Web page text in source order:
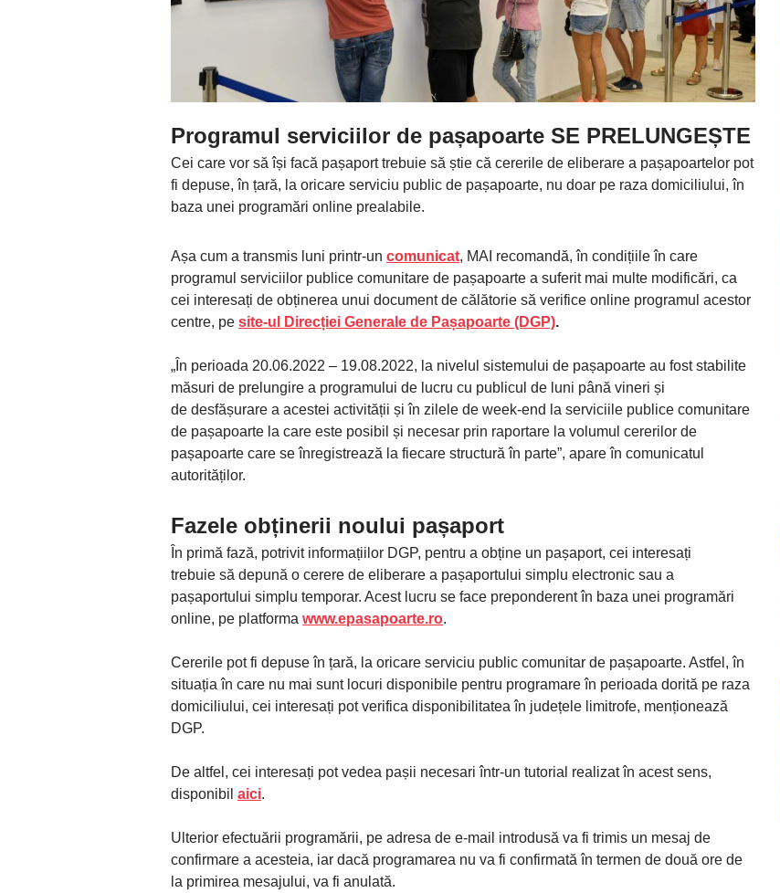
Programul serviciilor de pașapoarte SE PRELUNGEȘTE
Cei care vor să își facă pașaport trebuie să știe că cererile de eliberare a pașapoartelor pot
fi depuse, în țară, la oricare serviciu public de pașapoarte, nu doar pe raza domiciliului, în
baza unei programări online prealabile.
Așa cum a transmis luni printr-un comunicat, MAI recomandă, în condițiile în care
programul serviciilor publice comunitare de pașapoarte a suferit mai multe modificări, ca
cei interesați de obținerea unui document de călătorie să verifice online programul acestor
centre, pe site-ul Direcției Generale de Pașapoarte (DGP).
„În perioada 20.06.2022 – 19.08.2022, la nivelul sistemului de pașapoarte au fost stabilite
măsuri de prelungire a programului de lucru cu publicul de luni până vineri și
de desfășurare a acestei activității și în zilele de week-end la serviciile publice comunitare
de pașapoarte la care este posibil și necesar prin raportare la volumul cererilor de
pașapoarte care se înregistrează la fiecare structură în parte”, apare în comunicatul
autorităților.
Fazele obținerii noului pașaport
În primă fază, potrivit informațiilor DGP, pentru a obține un pașaport, cei interesați
trebuie să depună o cerere de eliberare a pașaportului simplu electronic sau a
pașaportului simplu temporar. Acest lucru se face preponderent în baza unei programări
online, pe platforma www.epasapoarte.ro.
Cererile pot fi depuse în țară, la oricare serviciu public comunitar de pașapoarte. Astfel, în
situația în care nu mai sunt locuri disponibile pentru programare în perioada dorită pe raza
domiciliului, cei interesați pot verifica disponibilitatea în județele limitrofe, menționează
DGP.
De altfel, cei interesați pot vedea pașii necesari într-un tutorial realizat în acest sens,
disponibil aici.
Ulterior efectuării programării, pe adresa de e-mail introdusă va fi trimis un mesaj de
confirmare a acesteia, iar dacă programarea nu va fi confirmată în termen de două ore de
la primirea mesajului, va fi anulată.